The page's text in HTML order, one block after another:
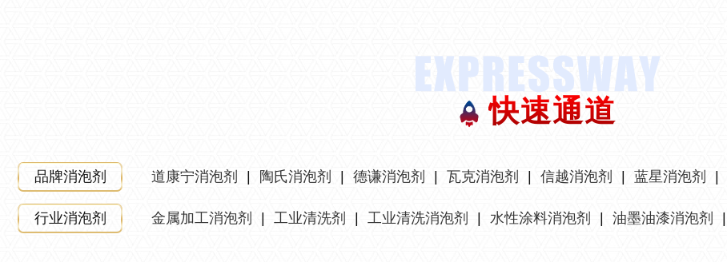
快速通道
品牌消泡剂 道康宁消泡剂 | 陶氏消泡剂 | 德谦消泡剂 | 瓦克消泡剂 | 信越消泡剂 | 蓝星消泡剂 |
行业消泡剂 金属加工消泡剂 | 工业清洗剂 | 工业清洗消泡剂 | 水性涂料消泡剂 | 油墨油漆消泡剂 |